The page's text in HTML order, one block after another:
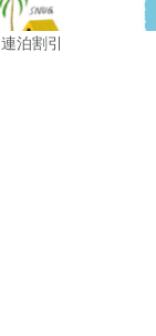
連泊割引